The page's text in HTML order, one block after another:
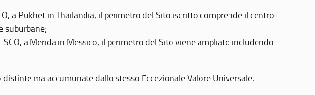
a Pukhet in Thailandia, il perimetro del Sito iscritto comprende il centro
suburbane;
a Merida in Messico, il perimetro del Sito viene ampliato includendo
ma accumunate dallo stesso Eccezionale Valore Universale.